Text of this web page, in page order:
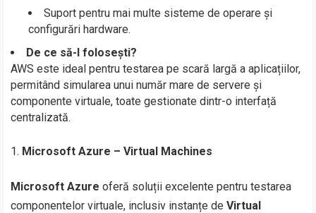
Suport pentru mai multe sisteme de operare și
configurări hardware.
De ce să-l folosești?
AWS este ideal pentru testarea pe scară largă a aplicațiilor,
permitând simularea unui număr mare de servere și
componente virtuale, toate gestionate dintr-o interfață
centralizată.
Microsoft Azure – Virtual Machines
Microsoft Azure oferă soluții excelente pentru testarea
componentelor virtuale, inclusiv instanțe deVirtual